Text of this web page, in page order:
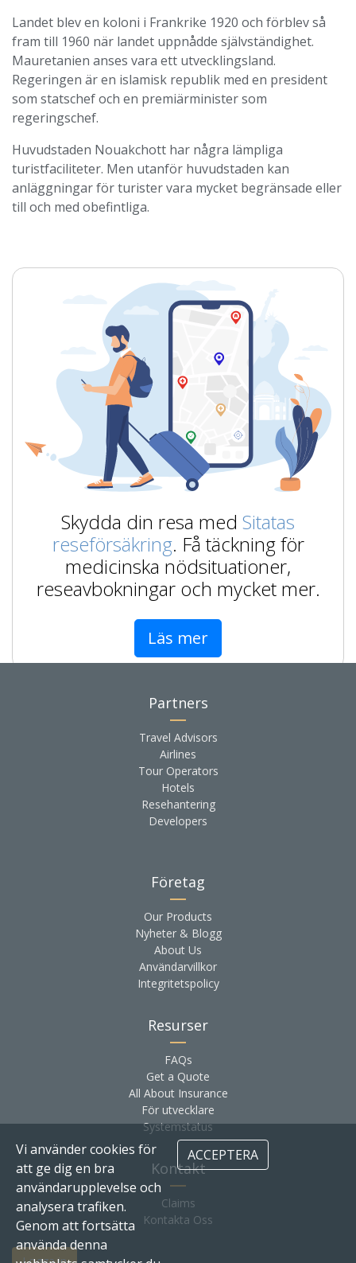
Landet blev en koloni i Frankrike 1920 och förblev så
fram till 1960 när landet uppnådde självständighet.
Mauretanien anses vara ett utvecklingsland.
Regeringen är en islamisk republik med en president
som statschef och en premiärminister som
regeringschef.
Huvudstaden Nouakchott har några lämpliga
turistfaciliteter. Men utanför huvudstaden kan
anläggningar för turister vara mycket begränsade eller
till och med obefintliga.
Skydda din resa med Sitatas
reseförsäkring. Få täckning för
medicinska nödsituationer,
reseavbokningar och mycket mer.
Läs mer
Partners
Travel Advisors
Airlines
Tour Operators
Hotels
Resehantering
Developers
Företag
Our Products
Nyheter & Blogg
About Us
Användarvillkor
Integritetspolicy
Resurser
FAQs
Get a Quote
All About Insurance
För utvecklare
Systemstatus
Kontakt
Claims
Kontakta Oss
Vi använder cookies för
att ge dig en bra
användarupplevelse och
analysera trafiken.
Genom att fortsätta
använda denna
ACCEPTERA